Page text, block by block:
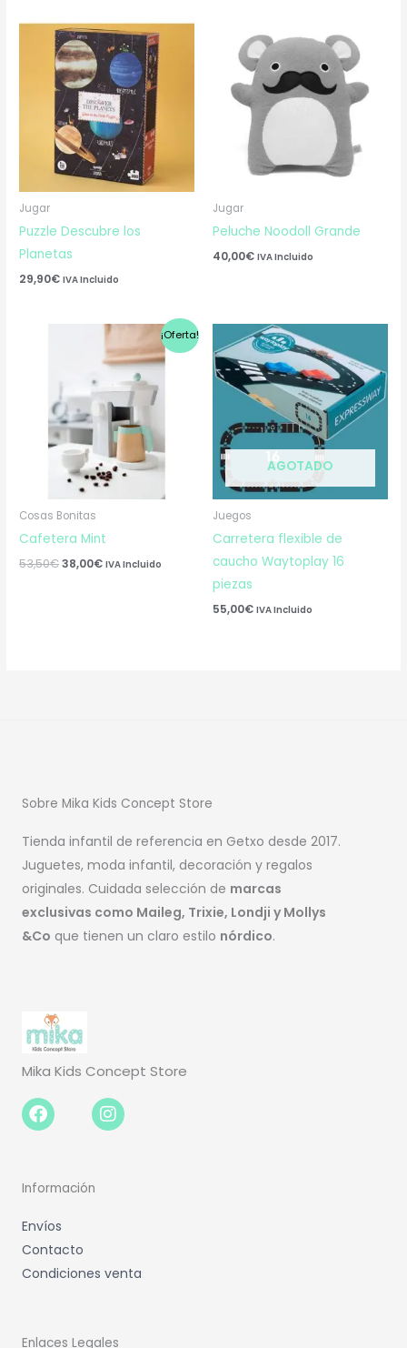
Jugar
Puzzle Descubre los
Planetas
29,90€ IVA Incluido
Jugar
Peluche Noodoll Grande
40,00€ IVA Incluido
¡Oferta!
Cosas Bonitas
Cafetera Mint
53,50€
original
53,50€.
38,00€
El
precio
actual
38,00€.
IVA Incluido
AGOTADO
Juegos
Carretera flexible de
caucho Waytoplay 16
piezas
55,00€ IVA Incluido
Sobre Mika Kids Concept Store
Tienda infantil de referencia en Getxo desde 2017.
Juguetes, moda infantil, decoración y regalos
originales. Cuidada selección de marcas
exclusivas como Maileg, Trixie, Londji y Mollys
&Co que tienen un claro estilo nórdico.
Mika Kids Concept Store
Facebook-
f
Instagram
Información
Envíos
Contacto
Condiciones venta
Enlaces Legales